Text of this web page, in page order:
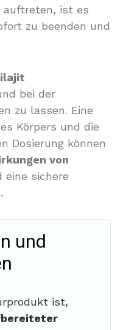
auftreten, ist es
zu beenden und
bei der
zu lassen. Eine
Körpers und die
Dosierung können
von
eine sichere
und
ist,